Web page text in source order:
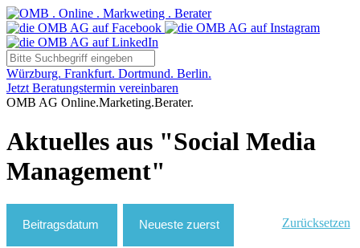
Würzburg. Frankfurt. Dortmund. Berlin.
Jetzt Beratungstermin vereinbaren
OMB AG Online.Marketing.Berater.
Aktuelles aus "Social Media
Management"
Zurücksetzen